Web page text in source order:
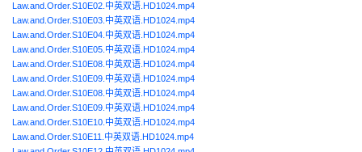
Law.and.Order.S10E02.中英双语.HD1024.mp4
Law.and.Order.S10E03.中英双语.HD1024.mp4
Law.and.Order.S10E04.中英双语.HD1024.mp4
Law.and.Order.S10E05.中英双语.HD1024.mp4
Law.and.Order.S10E08.中英双语.HD1024.mp4
Law.and.Order.S10E09.中英双语.HD1024.mp4
Law.and.Order.S10E08.中英双语.HD1024.mp4
Law.and.Order.S10E09.中英双语.HD1024.mp4
Law.and.Order.S10E10.中英双语.HD1024.mp4
Law.and.Order.S10E11.中英双语.HD1024.mp4